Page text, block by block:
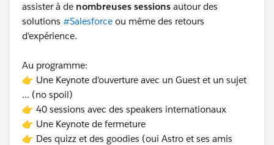
assister à de nombreuses sessions autour des
solutions #Salesforce ou même des retours
d'expérience.
Au programme:
👉 Une Keynote d'ouverture avec un Guest et un sujet
... (no spoil)
👉 40 sessions avec des speakers internationaux
👉 Une Keynote de fermeture
👉 Des quizz et des goodies (oui Astro et ses amis